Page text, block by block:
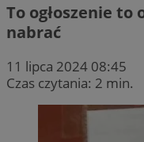
To ogłoszenie to
nabrać
11 lipca 2024 08:45
Czas czytania: 2 min.